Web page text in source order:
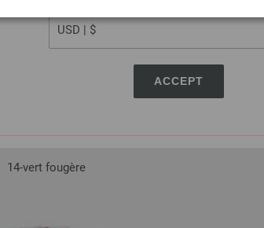
ACCEPT
14-vert fougère